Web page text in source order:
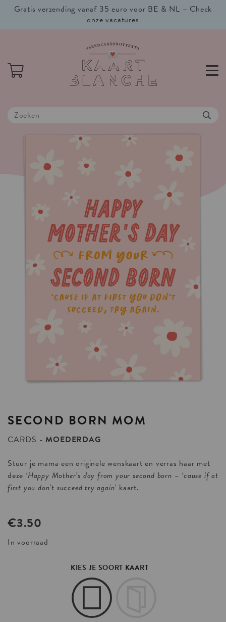
Gratis verzending vanaf 35 euro voor BE & NL – Check
onzevacatures
SECOND BORN MOM
CARDS
MOEDERDAG
Stuur je mama een originele wenskaart en verras haar met
deze ‘Happy Mother’s day from your second born – ‘cause if at
first you don’t succeed try again’ kaart.
€3.50
In voorraad
KIES JE SOORT KAART